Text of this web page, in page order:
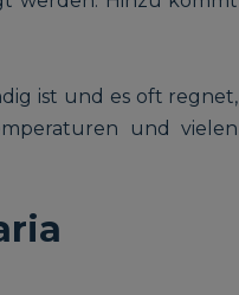
ist und es oft regnet,
und vielen